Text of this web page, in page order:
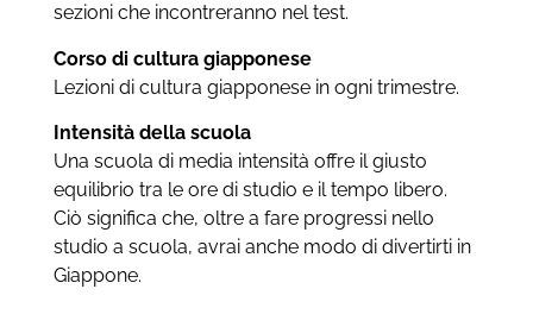
sezioni che incontreranno nel test.
Corso di cultura giapponese
Lezioni di cultura giapponese in ogni trimestre.
Intensità della scuola
Una scuola di media intensità offre il giusto
equilibrio tra le ore di studio e il tempo libero.
Ciò significa che, oltre a fare progressi nello
studio a scuola, avrai anche modo di divertirti in
Giappone.